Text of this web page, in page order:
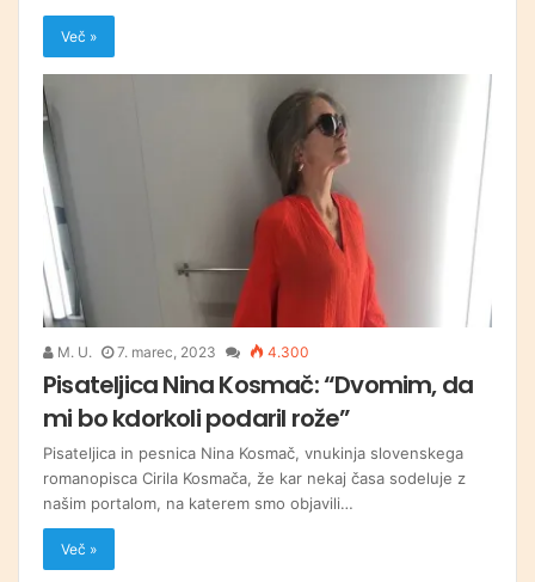
Več »
M. U. 7. marec, 2023 4.300
Pisateljica Nina Kosmač: “Dvomim, da
mi bo kdorkoli podaril rože”
Pisateljica in pesnica Nina Kosmač, vnukinja slovenskega
romanopisca Cirila Kosmača, že kar nekaj časa sodeluje z
našim portalom, na katerem smo objavili…
Več »